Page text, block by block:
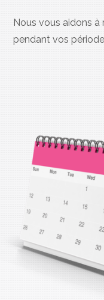
Nous vous aidons
pendant vos